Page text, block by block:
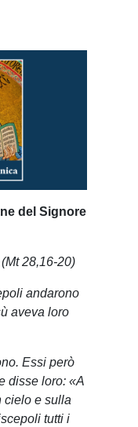
del Signore
28,16-20)
andarono
aveva loro
Essi però
disse loro: «A
cielo e sulla
tutti i